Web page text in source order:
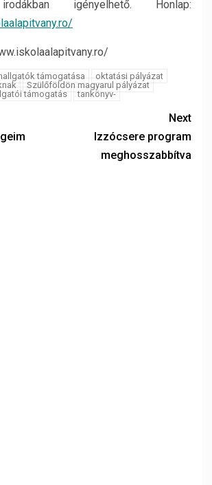
igényelhető. Honlap:
támogatása
oktatási pályázat
Szülőföldön magyarul pályázat
támogatás
tankönyv-
Next
Izzócsere program
meghosszabbítva